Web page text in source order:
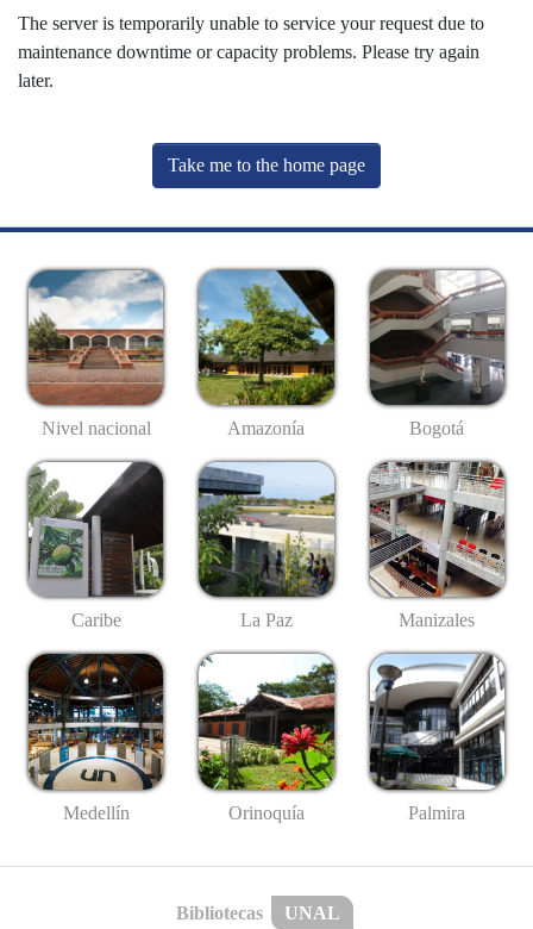
The server is temporarily unable to service your request due to
maintenance downtime or capacity problems. Please try again
later.
Take me to the home page
Nivel nacional Amazonía Bogotá
Caribe La Paz Manizales
Medellín Orinoquía Palmira
Bibliotecas UNAL